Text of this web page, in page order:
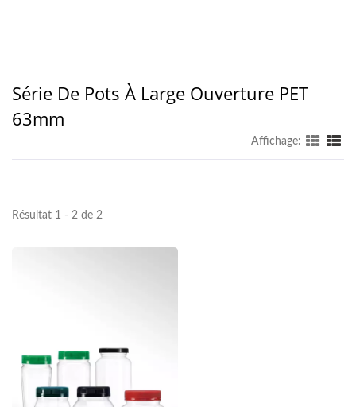
Série De Pots À Large Ouverture PET
63mm
Affichage:
Résultat 1 - 2 de 2